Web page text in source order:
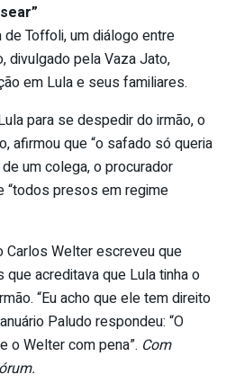
Toffoli, um diálogo entre
divulgado pela Vaza Jato,
em Lula e seus familiares.
para se despedir do irmão, o
afirmou que “o safado só queria
um colega, o procurador
“todos presos em regime
Carlos Welter escreveu que
acreditava que Lula tinha o
“Eu acho que ele tem direito
Paludo respondeu: “O
o Welter com pena”. Com